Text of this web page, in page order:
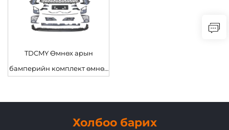
TDCMY Өмнөх арын
бамперийн комплект өмнөх
Холбоо барих